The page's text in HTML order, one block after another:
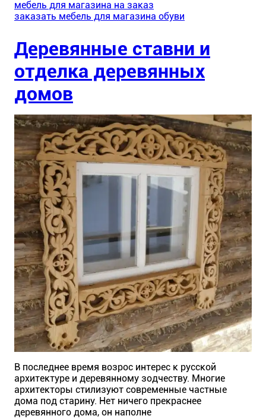
мебель для магазина на заказ
заказать мебель для магазина обуви
Деревянные ставни и
отделка деревянных
домов
В последнее время возрос интерес к русской
архитектуре и деревянному зодчеству. Многие
архитекторы стилизуют современные частные
дома под старину. Нет ничего прекраснее
деревянного дома, он наполне